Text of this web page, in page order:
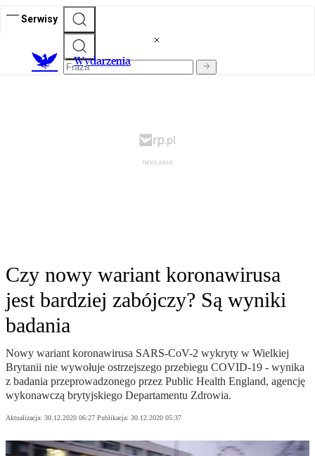
Serwisy
Wydarzenia
Czy nowy wariant koronawirusa
jest bardziej zabójczy? Są wyniki
badania
Nowy wariant koronawirusa SARS-CoV-2 wykryty w Wielkiej
Brytanii nie wywołuje ostrzejszego przebiegu COVID-19 - wynika
z badania przeprowadzonego przez Public Health England, agencję
wykonawczą brytyjskiego Departamentu Zdrowia.
Aktualizacja: 30.12.2020 06:27 Publikacja: 30.12.2020 05:37